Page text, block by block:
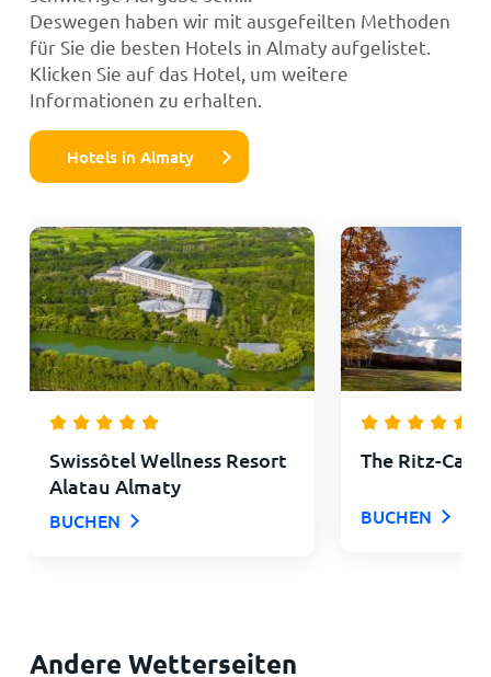
Deswegen haben wir mit ausgefeilten Methoden
für Sie die besten Hotels in Almaty aufgelistet.
Klicken Sie auf das Hotel, um weitere
Informationen zu erhalten.
Hotels in Almaty
Swissôtel Wellness Resort
Alatau Almaty
BUCHEN
The Ritz-
BUCHEN
Andere Wetterseiten